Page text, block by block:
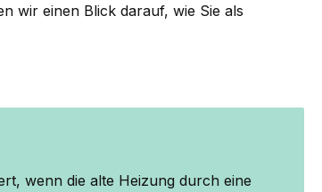
wir einen Blick darauf, wie Sie als
wenn die alte Heizung durch eine